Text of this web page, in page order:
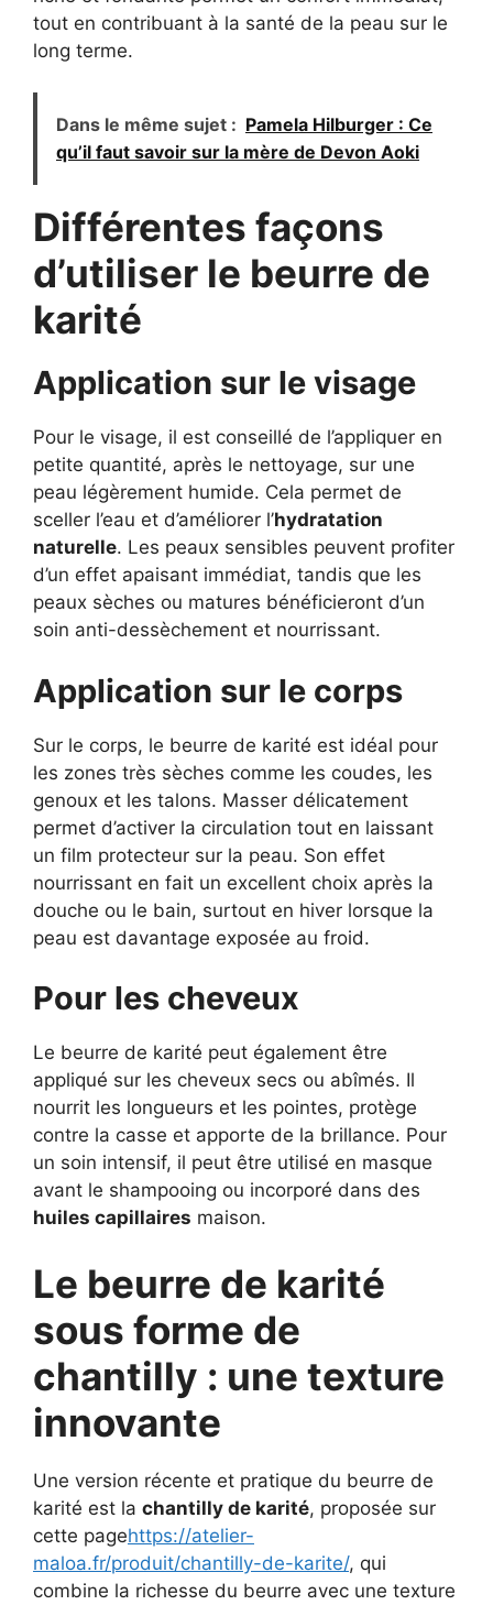
tout en contribuant à la santé de la peau sur le
long terme.
Dans le même sujet : Pamela Hilburger : Ce
qu’il faut savoir sur la mère de Devon Aoki
Différentes façons
d’utiliser le beurre de
karité
Application sur le visage
Pour le visage, il est conseillé de l’appliquer en
petite quantité, après le nettoyage, sur une
peau légèrement humide. Cela permet de
sceller l’eau et d’améliorer l’hydratation
naturelle. Les peaux sensibles peuvent profiter
d’un effet apaisant immédiat, tandis que les
peaux sèches ou matures bénéficieront d’un
soin anti-dessèchement et nourrissant.
Application sur le corps
Sur le corps, le beurre de karité est idéal pour
les zones très sèches comme les coudes, les
genoux et les talons. Masser délicatement
permet d’activer la circulation tout en laissant
un film protecteur sur la peau. Son effet
nourrissant en fait un excellent choix après la
douche ou le bain, surtout en hiver lorsque la
peau est davantage exposée au froid.
Pour les cheveux
Le beurre de karité peut également être
appliqué sur les cheveux secs ou abîmés. Il
nourrit les longueurs et les pointes, protège
contre la casse et apporte de la brillance. Pour
un soin intensif, il peut être utilisé en masque
avant le shampooing ou incorporé dans des
huiles capillaires maison.
Le beurre de karité
sous forme de
chantilly : une texture
innovante
Une version récente et pratique du beurre de
karité est la chantilly de karité, proposée sur
cette pagehttps://atelier-
maloa.fr/produit/chantilly-de-karite/, qui
combine la richesse du beurre avec une texture